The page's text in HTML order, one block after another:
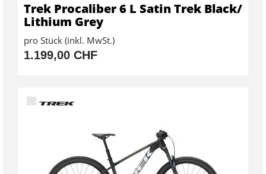
Trek Procaliber 6 L Satin Trek Black/
Lithium Grey
pro Stück (inkl. MwSt.)
1.199,00 CHF